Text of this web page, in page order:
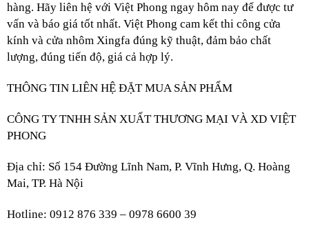
hàng. Hãy liên hệ với Việt Phong ngay hôm nay để được tư
vấn và báo giá tốt nhất. Việt Phong cam kết thi công cửa
kính và cửa nhôm Xingfa đúng kỹ thuật, đảm bảo chất
lượng, đúng tiến độ, giá cả hợp lý.
THÔNG TIN LIÊN HỆ ĐẶT MUA SẢN PHẨM
CÔNG TY TNHH SẢN XUẤT THƯƠNG MẠI VÀ XD VIỆT
PHONG
Địa chỉ: Số 154 Đường Lĩnh Nam, P. Vĩnh Hưng, Q. Hoàng
Mai, TP. Hà Nội
Hotline: 0912 876 339 – 0978 6600 39